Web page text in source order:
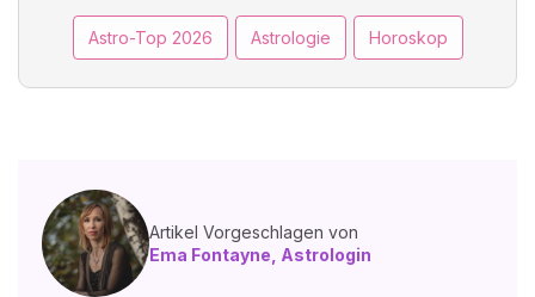
Astro-Top 2026 Astrologie Horoskop
Artikel Vorgeschlagen von
Ema Fontayne, Astrologin